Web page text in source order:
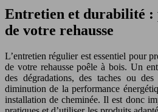
Entretien et durabilité :
de votre rehausse
L’entretien régulier est essentiel pour
de votre rehausse poêle à bois. Un
des dégradations, des taches ou
diminution de la performance
installation de cheminée. Il est donc